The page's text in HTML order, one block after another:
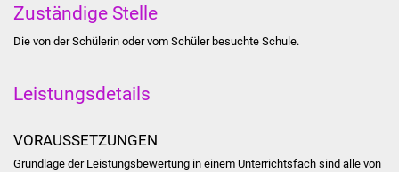
Jubiläumsjahr 2021
Zuständige Stelle
Die von der Schülerin oder vom Schüler besuchte Schule.
Leistungsdetails
VORAUSSETZUNGEN
Grundlage der Leistungsbewertung in einem Unterrichtsfach sind alle von